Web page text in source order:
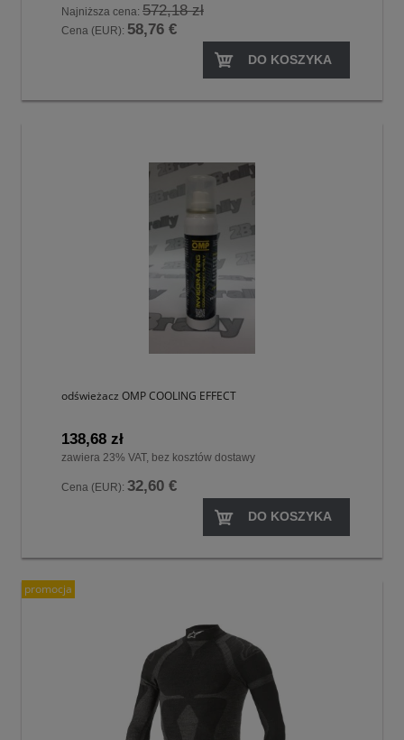
Najniższa cena: 572,18 zł
Cena (EUR): 58,76 €
DO KOSZYKA
odświeżacz OMP COOLING EFFECT
138,68 zł
zawiera 23% VAT, bez kosztów dostawy
Cena (EUR): 32,60 €
DO KOSZYKA
promocja